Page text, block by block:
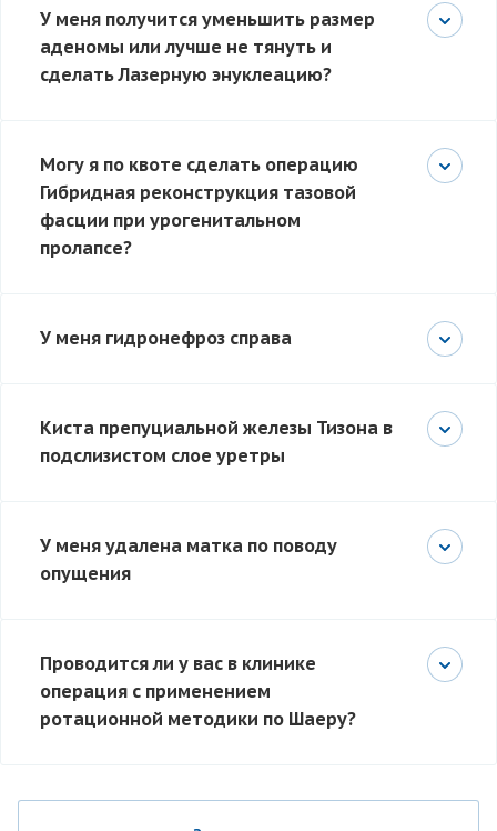
У меня получится уменьшить размер
аденомы или лучше не тянуть и
сделать Лазерную энуклеацию?
Могу я по квоте сделать операцию
Гибридная реконструкция тазовой
фасции при урогенитальном
пролапсе?
У меня гидронефроз справа
Киста препуциальной железы Тизона в
подслизистом слое уретры
У меня удалена матка по поводу
опущения
Проводится ли у вас в клинике
операция с применением
ротационной методики по Шаеру?